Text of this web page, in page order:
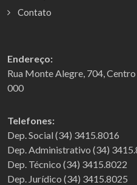
Contato
Endereço:
Rua Monte Alegre, 704,
000
Telefones:
Dep. Social (34) 3415.8016
Dep. Administrativo (34)
Dep. Técnico (34) 3415.8022
Dep. Jurídico (34) 3415.8025